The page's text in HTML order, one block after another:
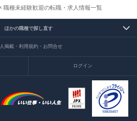
職種未経験歓迎の転職・求人情報一覧
ほかの職種で探し直す
掲載・利用規約・お問合せ
ログイン